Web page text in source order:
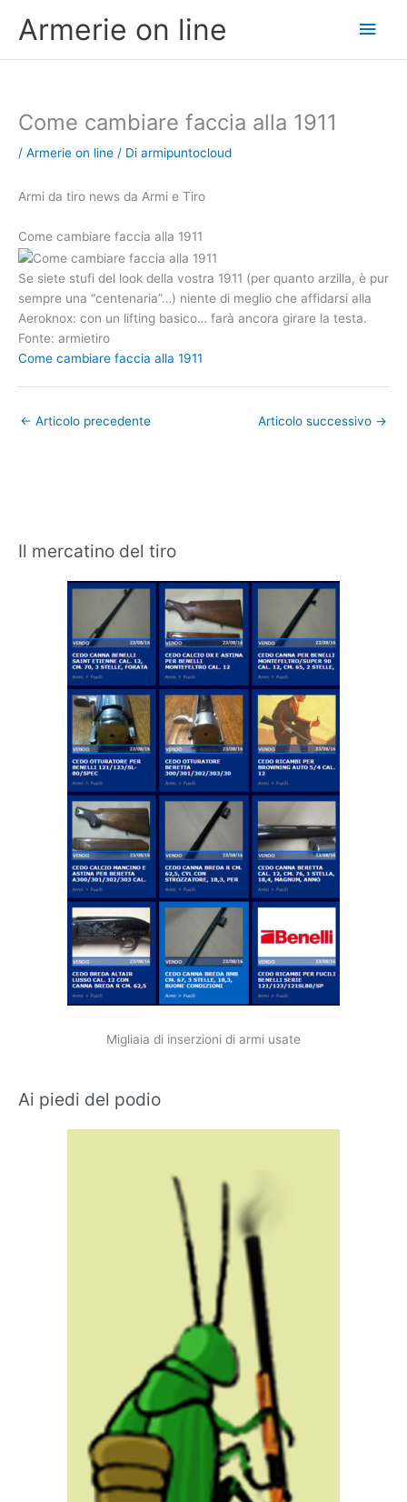
Armerie on line
Come cambiare faccia alla 1911
/ Armerie on line / Di armipuntocloud
Armi da tiro news da Armi e Tiro
Come cambiare faccia alla 1911
Se siete stufi del look della vostra 1911 (per quanto arzilla, è pur
sempre una “centenaria”…) niente di meglio che affidarsi alla
Aeroknox: con un lifting basico… farà ancora girare la testa.
Fonte: armietiro
Come cambiare faccia alla 1911
← Articolo precedente Articolo successivo →
Il mercatino del tiro
Migliaia di inserzioni di armi usate
Ai piedi del podio